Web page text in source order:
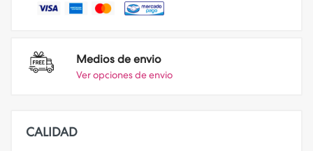
Medios de envio
Ver opciones de envio
CALIDAD